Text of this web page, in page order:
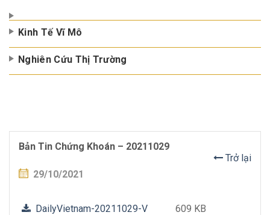
Kinh Tế Vĩ Mô
Nghiên Cứu Thị Trường
Bản Tin Chứng Khoán – 20211029
Trở lại
29/10/2021
DailyVietnam-20211029-V 609 KB